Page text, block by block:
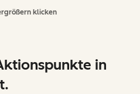
klicken
in